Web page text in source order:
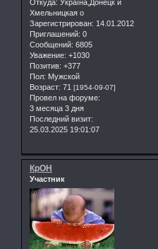
Откуда: Україна,Донецк и
Хмельницкая о
Зарегистрирован: 14.01.2012
Приглашений: 0
Сообщений: 6805
Уважение: +1030
Позитив: +377
Пол: Мужской
Возраст: 71 [1954-09-07]
Провел на форуме:
3 месяца 3 дня
Последний визит:
25.03.2025 19:01:07
КрОН
Участник